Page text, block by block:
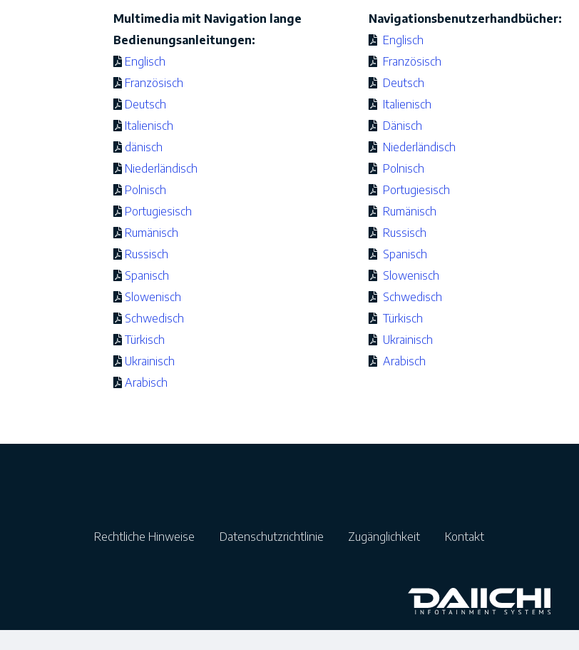
Multimedia mit Navigation lange
Bedienungsanleitungen:
Englisch
Französisch
Deutsch
Italienisch
dänisch
Niederländisch
Polnisch
Portugiesisch
Rumänisch
Russisch
Spanisch
Slowenisch
Schwedisch
Türkisch
Ukrainisch
Arabisch
Navigationsbenutzerhandbücher:
Englisch
Französisch
Deutsch
Italienisch
Dänisch
Niederländisch
Polnisch
Portugiesisch
Rumänisch
Russisch
Spanisch
Slowenisch
Schwedisch
Türkisch
Ukrainisch
Arabisch
Rechtliche Hinweise Datenschutzrichtlinie Zugänglichkeit Kontakt